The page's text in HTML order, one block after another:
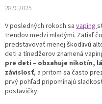
28.9.2025
V posledných rokoch sa vaping
trendov medzi mladými. Zatiaľ
predstavovať menej škodlivú
deti a tínedžerov znamená
pre deti – obsahuje nikotín,
závislosť, a pritom sa často
prvý pohľad pripomínajú
postavičky.